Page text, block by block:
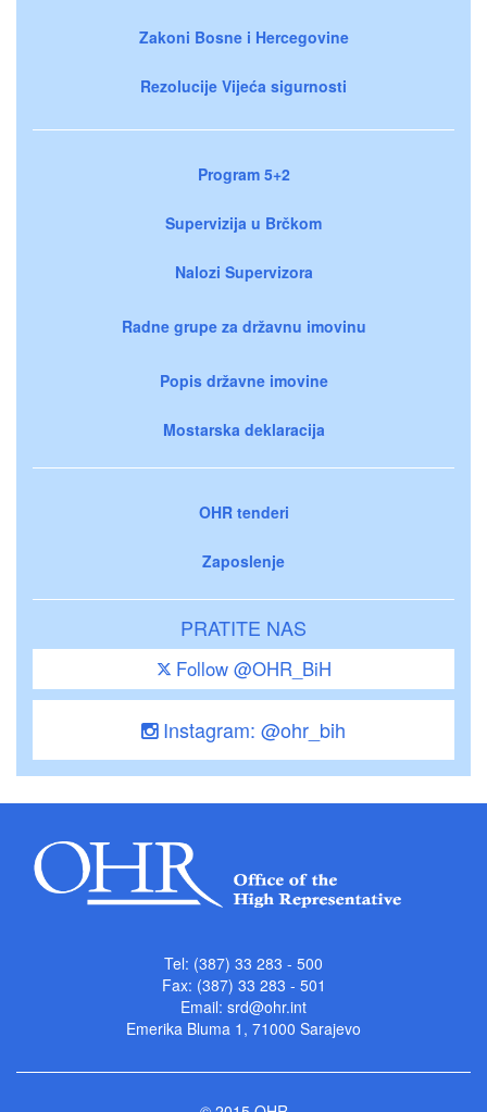
Zakoni Bosne i Hercegovine
Rezolucije Vijeća sigurnosti
Program 5+2
Supervizija u Brčkom
Nalozi Supervizora
Radne grupe za državnu imovinu
Popis državne imovine
Mostarska deklaracija
OHR tenderi
Zaposlenje
PRATITE NAS
Follow @OHR_BiH
Instagram: @ohr_bih
Tel: (387) 33 283 - 500
Fax: (387) 33 283 - 501
Email: srd@ohr.int
Emerika Bluma 1, 71000 Sarajevo